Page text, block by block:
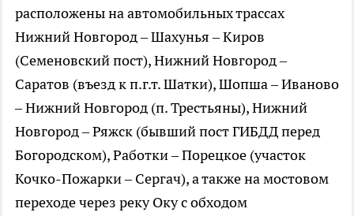
расположены на автомобильных трассах
Нижний Новгород – Шахунья – Киров
(Семеновский пост), Нижний Новгород –
Саратов (въезд к п.г.т. Шатки), Шопша – Иваново
– Нижний Новгород (п. Трестьяны), Нижний
Новгород – Ряжск (бывший пост ГИБДД перед
Богородском), Работки – Порецкое (участок
Кочко-Пожарки – Сергач), а также на мостовом
переходе через реку Оку с обходом